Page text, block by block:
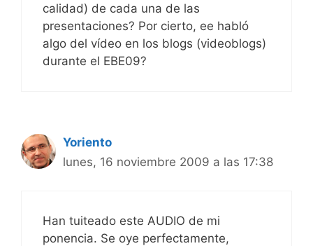
calidad) de cada una de las
presentaciones? Por cierto, ee habló
algo del vídeo en los blogs (videoblogs)
durante el EBE09?
Yoriento
lunes, 16 noviembre 2009 a las 17:38
Han tuiteado este AUDIO de mi
ponencia. Se oye perfectamente,